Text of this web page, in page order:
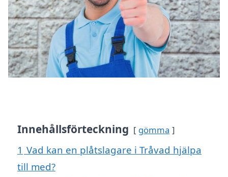
Innehållsförteckning gömma
1 Vad kan en plåtslagare i Tråvad hjälpa
till med?